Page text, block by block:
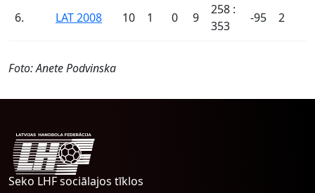
6. LAT 2008 10 1 0 9
258 :
353
-95 2
Foto: Anete Podvinska
Seko LHF sociālajos tīklos